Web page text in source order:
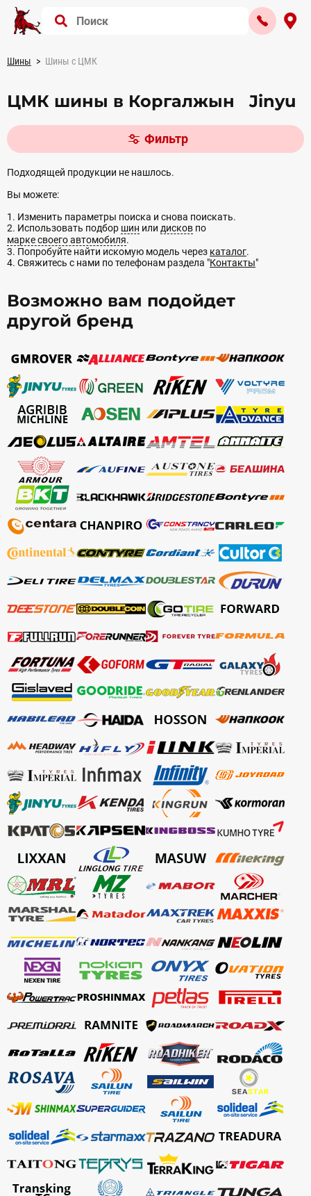
Шины Шины с ЦМК
ЦМК шины в Коргалжын Jinyu
Фильтр
Подходящей продукции не нашлось.
Вы можете:
1. Изменить параметры поиска и снова поискать.
2. Использовать подбор шин или дисков по
марке своего автомобиля.
3. Попробуйте найти искомую модель через каталог.
4. Свяжитесь с нами по телефонам раздела "Контакты"
Возможно вам подойдет
другой бренд